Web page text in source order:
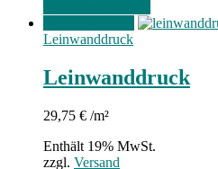
Leinwanddruck
Leinwanddruck
29,75 € /m²
Enthält 19% MwSt.
zzgl. Versand